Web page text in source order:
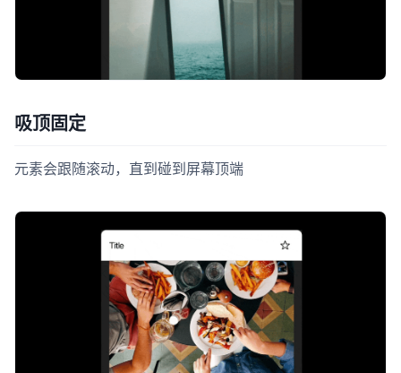
吸顶固定
元素会跟随滚动，直到碰到屏幕顶端